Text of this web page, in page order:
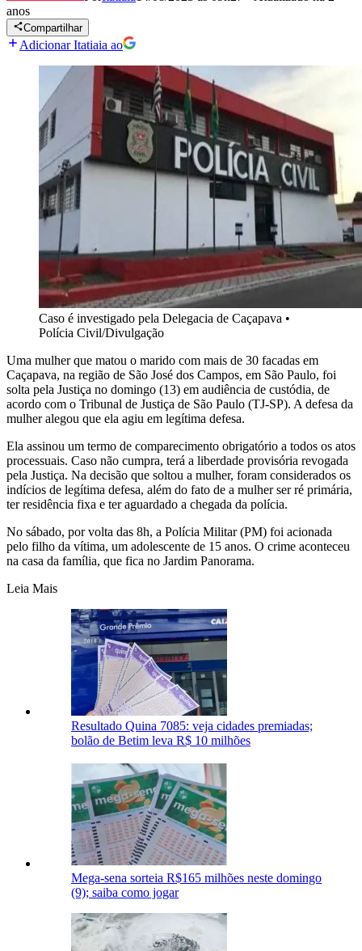
anos
Compartilhar
Adicionar Itatiaia ao
Caso é investigado pela Delegacia de Caçapava •
Polícia Civil/Divulgação
Uma mulher que matou o marido com mais de 30 facadas em
Caçapava, na região de São José dos Campos, em São Paulo, foi
solta pela Justiça no domingo (13) em audiência de custódia, de
acordo com o Tribunal de Justiça de São Paulo (TJ-SP). A defesa da
mulher alegou que ela agiu em legítima defesa.
Ela assinou um termo de comparecimento obrigatório a todos os atos
processuais. Caso não cumpra, terá a liberdade provisória revogada
pela Justiça. Na decisão que soltou a mulher, foram considerados os
indícios de legítima defesa, além do fato de a mulher ser ré primária,
ter residência fixa e ter aguardado a chegada da polícia.
No sábado, por volta das 8h, a Polícia Militar (PM) foi acionada
pelo filho da vítima, um adolescente de 15 anos. O crime aconteceu
na casa da família, que fica no Jardim Panorama.
Leia Mais
Resultado Quina 7085: veja cidades premiadas;
bolão de Betim leva R$ 10 milhões
Mega-sena sorteia R$165 milhões neste domingo
(9); saiba como jogar